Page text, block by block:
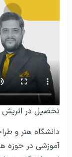
تحصیل در اتریش
دانشگاه هنر و
آموزشی در حوزه